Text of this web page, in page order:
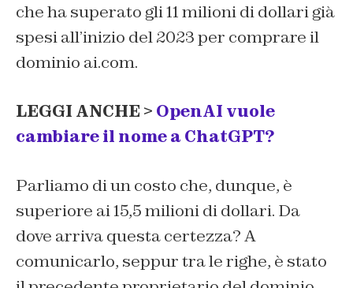
che ha superato gli 11 milioni di dollari già
spesi all’inizio del 2023 per comprare il
dominio ai.com.
LEGGI ANCHE > OpenAI vuole
cambiare il nome a ChatGPT?
Parliamo di un costo che, dunque, è
superiore ai 15,5 milioni di dollari. Da
dove arriva questa certezza? A
comunicarlo, seppur tra le righe, è stato